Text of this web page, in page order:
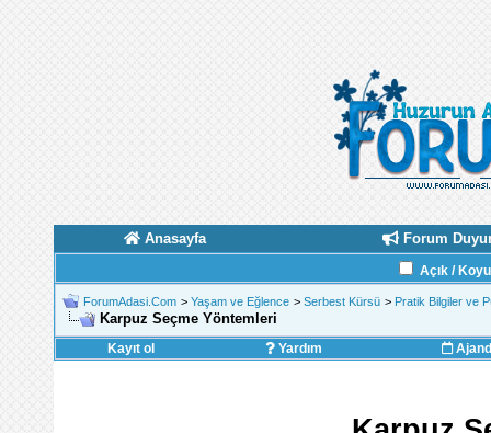
Anasayfa Forum
Açık /
ForumAdasi.Com > Yaşam ve Eğlence > Serbest Kürsü > Pratik Bilgiler ve
Karpuz Seçme Yöntemleri
Kayıt ol Yardım